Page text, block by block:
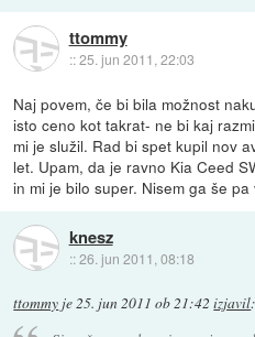
ttommy
::25. jun 2011, 22:03
Naj povem, če bi bila možnost
isto ceno kot takrat- ne bi kaj
mi je služil. Rad bi spet kupil nov
let. Upam, da je ravno Kia Ceed
in mi je bilo super. Nisem ga še pa
knesz
::26. jun 2011, 08:18
ttommy je25. jun 2011 ob 21:42 izjavil: